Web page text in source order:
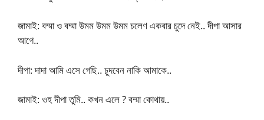
জামাই: বম্মা ও বম্মা উমম উমম উমম চলেণ একবার চুদে নেই.. দীপা আসার
আগে..
দীপা: দাদা আমি এসে গেছি.. চুদবেন নাকি আমাকে..
জামাই: ওহ দীপা তুমি.. কখন এলে ? বম্মা কোথায়..